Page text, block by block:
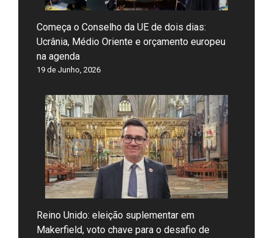
Começa o Conselho da UE de dois dias:
Ucrânia, Médio Oriente e orçamento europeu
na agenda
19 de Junho, 2026
Reino Unido: eleição suplementar em
Makerfield, voto chave para o desafio de